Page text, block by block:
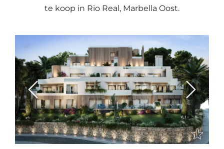
te koop in Rio Real, Marbella Oost.
Previous Next